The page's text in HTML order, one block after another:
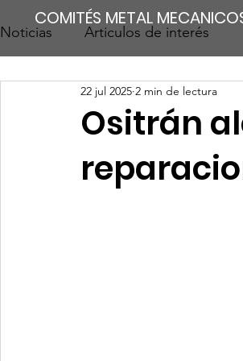
COMITÉS METAL
Noticias Articulos de interés
Ositrán
22 jul 2025 2 min de lectura